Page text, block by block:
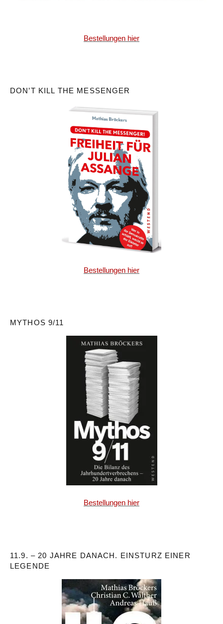
Bestellungen hier
DON’T KILL THE MESSENGER
Bestellungen hier
MYTHOS 9/11
Bestellungen hier
11.9. – 20 JAHRE DANACH. EINSTURZ EINER
LEGENDE